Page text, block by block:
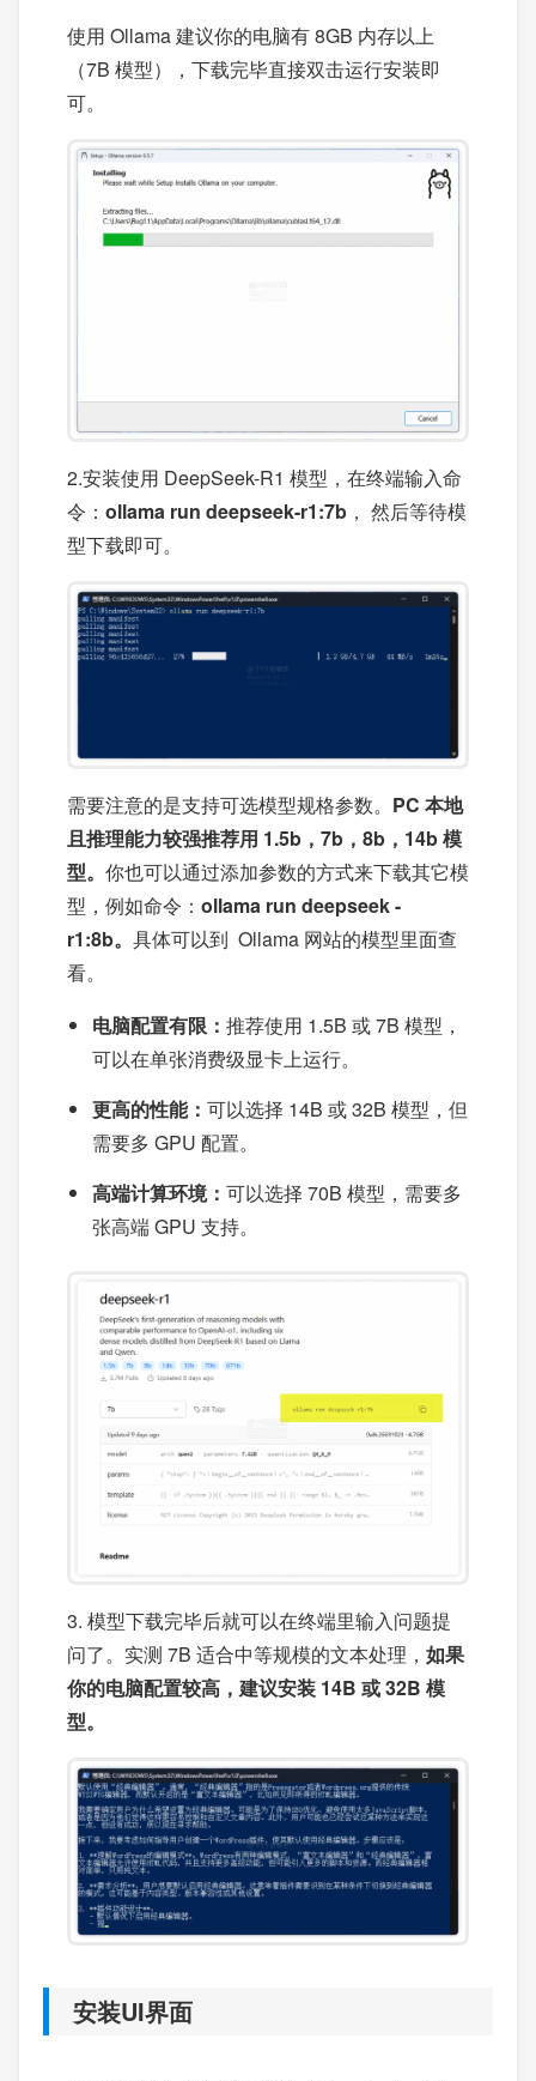
使用 Ollama 建议你的电脑有 8GB 内存以上
（7B 模型），下载完毕直接双击运行安装即
可。
2.安装使用 DeepSeek-R1 模型，在终端输入命
令： ollama run deepseek-r1:7b ， 然后等待模
型下载即可。
需要注意的是支持可选模型规格参数。 PC 本地
且推理能力较强推荐用 1.5b，7b，8b，14b 模
型。 你也可以通过添加参数的方式来下载其它模
型，例如命令： ollama run deepseek -
r1:8b。 具体可以到 Ollama 网站的模型里面查
看。
电脑配置有限： 推荐使用 1.5B 或 7B 模型，
可以在单张消费级显卡上运行。
更高的性能： 可以选择 14B 或 32B 模型，但
需要多 GPU 配置。
高端计算环境： 可以选择 70B 模型，需要多
张高端 GPU 支持。
3. 模型下载完毕后就可以在终端里输入问题提
问了。实测 7B 适合中等规模的文本处理， 如果
你的电脑配置较高，建议安装 14B 或 32B 模
型。
安装UI界面